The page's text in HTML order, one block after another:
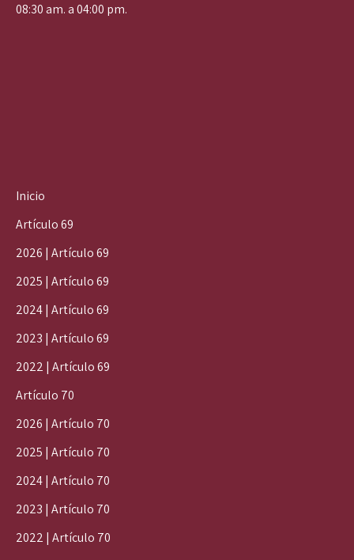
08:30 am. a 04:00 pm.
Inicio
Artículo 69
2026 | Artículo 69
2025 | Artículo 69
2024 | Artículo 69
2023 | Artículo 69
2022 | Artículo 69
Artículo 70
2026 | Artículo 70
2025 | Artículo 70
2024 | Artículo 70
2023 | Artículo 70
2022 | Artículo 70